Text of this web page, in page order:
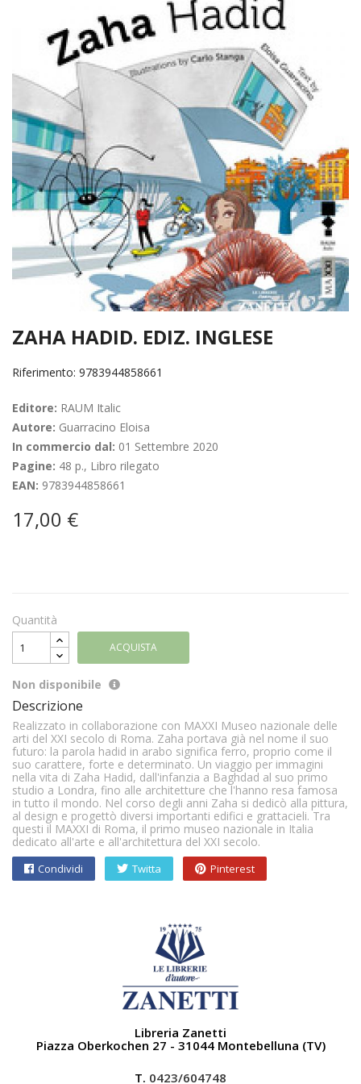
ZAHA HADID. EDIZ. INGLESE
Riferimento: 9783944858661
Editore: RAUM Italic
Autore: Guarracino Eloisa
In commercio dal: 01 Settembre 2020
Pagine: 48 p., Libro rilegato
EAN: 9783944858661
17,00 €
Quantità
ACQUISTA
Non disponibile
Descrizione
Realizzato in collaborazione con MAXXI Museo nazionale delle
arti del XXI secolo di Roma. Zaha portava già nel nome il suo
futuro: la parola hadid in arabo significa ferro, proprio come il
suo carattere, forte e determinato. Un viaggio per immagini
nella vita di Zaha Hadid, dall'infanzia a Baghdad al suo primo
studio a Londra, fino alle architetture che l'hanno resa famosa
in tutto il mondo. Nel corso degli anni Zaha si dedicò alla pittura,
al design e progettò diversi importanti edifici e grattacieli. Tra
questi il MAXXI di Roma, il primo museo nazionale in Italia
dedicato all'arte e all'architettura del XXI secolo.
Condividi Twitta Pinterest
Libreria Zanetti
Piazza Oberkochen 27 - 31044 Montebelluna (TV)
T. 0423/604748